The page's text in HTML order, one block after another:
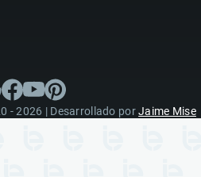
- 2026 | Desarrollado porJaime Mise